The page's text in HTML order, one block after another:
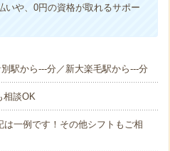
や、0円の資格が取れるサポー
駅から---分／新大楽毛駅から---分
談OK
一例です！その他シフトもご相